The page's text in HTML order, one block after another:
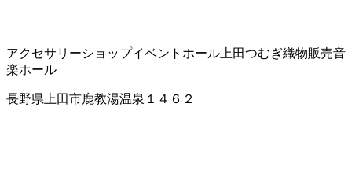
アクセサリーショップイベントホール 上田つむぎ織物販売音
楽ホール
長野県上田市鹿教湯温泉１４６２